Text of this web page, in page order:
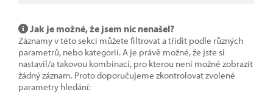
Jak je možné, že jsem nic nenašel?
Záznamy v této sekci můžete filtrovat a třídit podle různých
parametrů, nebo kategorií. A je právě možné, že jste si
nastavil/a takovou kombinaci, pro kterou není možné zobrazit
žádný záznam. Proto doporučujeme zkontrolovat zvolené
parametry hledání: